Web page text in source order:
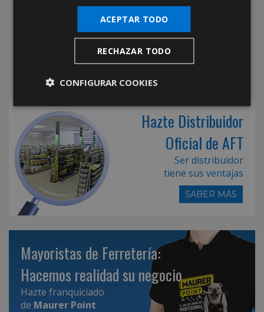
Hazte Distribuidor
Oficial de AFT
Ser distribuidor
tiene sus ventajas
SABER MÁS
Mayoristas de Ferretería:
Hacemos realidad su negocio
Hazte franquiciado
de Maurer Point
ACEPTAR TODO
RECHAZAR TODO
CONFIGURAR COOKIES